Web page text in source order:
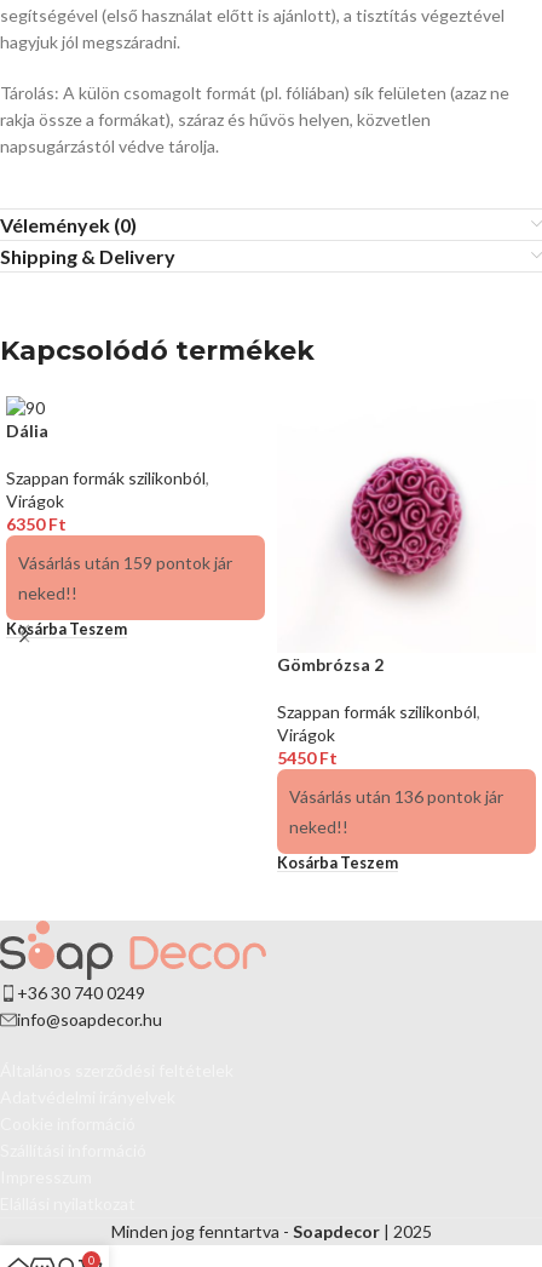
segítségével (első használat előtt is ajánlott), a tisztítás végeztével
hagyjuk jól megszáradni.
Tárolás: A külön csomagolt formát (pl. fóliában) sík felületen (azaz ne
rakja össze a formákat), száraz és hűvös helyen, közvetlen
napsugárzástól védve tárolja.
Vélemények (0)
Shipping & Delivery
Kapcsolódó termékek
Dália
Szappan formák szilikonból,
Virágok
6350Ft
Vásárlás után 159 pontok jár
neked!!
Kosárba Teszem
Gömbrózsa 2
Szappan formák szilikonból,
Virágok
5450Ft
Vásárlás után 136 pontok jár
neked!!
Kosárba Teszem
+36 30 740 0249
info@soapdecor.hu
Minden jog fenntartva - Soapdecor| 2025
0